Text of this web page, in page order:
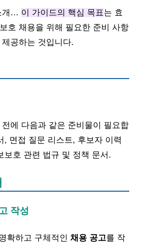
개… 이 가이드의 핵심 목표는 효
호 채용을 위해 필요한 준비 사항
공하는 것입니다.
에 다음과 같은 준비물이 필요합
, 면접 질문 리스트, 후보자 이력
보호 관련 법규 및 정책 문서.
작성
확하고 구체적인 채용 공고를 작